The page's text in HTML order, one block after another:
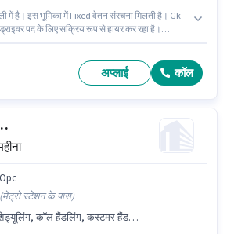
में है। इस भूमिका में Fixed वेतन संरचना मिलती है। Gk
पद के लिए सक्रिय रूप से हायर कर रहा है।
और 6 days working प्रति सप्ताह है।
अप्लाई कॉल
असिस्टेंट
(मेट्रो स्टेशन के पास)
कॉल हैंडलिंग, कस्टमर हैंडलिंग, कंप्यूटर नॉलेज